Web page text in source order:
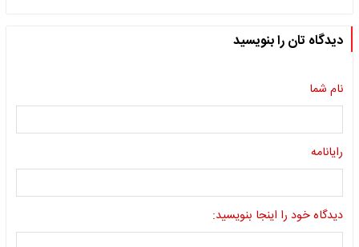
دیدگاه تان را بنویسید
نام شما
رایانامه
دیدگاه خود را اینجا بنویسید: